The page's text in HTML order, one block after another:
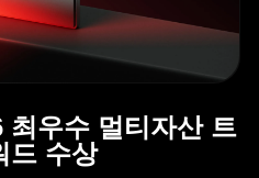
우수 멀티자산 트
드 수상